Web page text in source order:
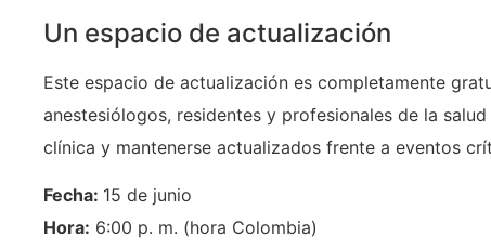
Un espacio de actualización
Este espacio de actualización es completamente
anestesiólogos, residentes y profesionales de la
clínica y mantenerse actualizados frente a eventos
Fecha: 15 de junio
Hora: 6:00 p. m. (hora Colombia)